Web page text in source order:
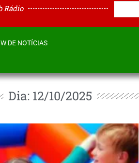
Rádio
DE NOTÍCIAS
Dia: 12/10/2025